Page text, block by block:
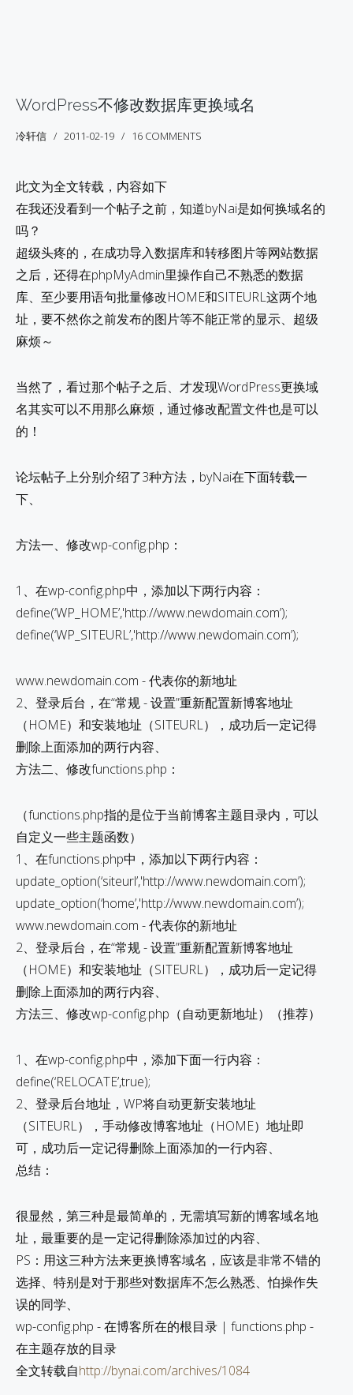
WordPress不修改数据库更换域名
冷轩信 2011-02-19 16 COMMENTS
此文为全文转载，内容如下
在我还没看到一个帖子之前，知道byNai是如何换域名的
吗？
超级头疼的，在成功导入数据库和转移图片等网站数据
之后，还得在phpMyAdmin里操作自己不熟悉的数据
库、至少要用语句批量修改HOME和SITEURL这两个地
址，要不然你之前发布的图片等不能正常的显示、超级
麻烦～
当然了，看过那个帖子之后、才发现WordPress更换域
名其实可以不用那么麻烦，通过修改配置文件也是可以
的！
论坛帖子上分别介绍了3种方法，byNai在下面转载一
下、
方法一、修改wp-config.php：
1、在wp-config.php中，添加以下两行内容：
define(‘WP_HOME’,'http://www.newdomain.com’);
define(‘WP_SITEURL’,'http://www.newdomain.com’);
www.newdomain.com - 代表你的新地址
2、登录后台，在“常规 - 设置”重新配置新博客地址
（HOME）和安装地址（SITEURL），成功后一定记得
删除上面添加的两行内容、
方法二、修改functions.php：
（functions.php指的是位于当前博客主题目录内，可以
自定义一些主题函数）
1、在functions.php中，添加以下两行内容：
update_option(‘siteurl’,'http://www.newdomain.com’);
update_option(‘home’,'http://www.newdomain.com’);
www.newdomain.com - 代表你的新地址
2、登录后台，在“常规 - 设置”重新配置新博客地址
（HOME）和安装地址（SITEURL），成功后一定记得
删除上面添加的两行内容、
方法三、修改wp-config.php（自动更新地址）（推荐）
1、在wp-config.php中，添加下面一行内容：
define(‘RELOCATE’,true);
2、登录后台地址，WP将自动更新安装地址
（SITEURL），手动修改博客地址（HOME）地址即
可，成功后一定记得删除上面添加的一行内容、
总结：
很显然，第三种是最简单的，无需填写新的博客域名地
址，最重要的是一定记得删除添加过的内容、
PS：用这三种方法来更换博客域名，应该是非常不错的
选择、特别是对于那些对数据库不怎么熟悉、怕操作失
误的同学、
wp-config.php - 在博客所在的根目录 | functions.php -
在主题存放的目录
全文转载自http://bynai.com/archives/1084